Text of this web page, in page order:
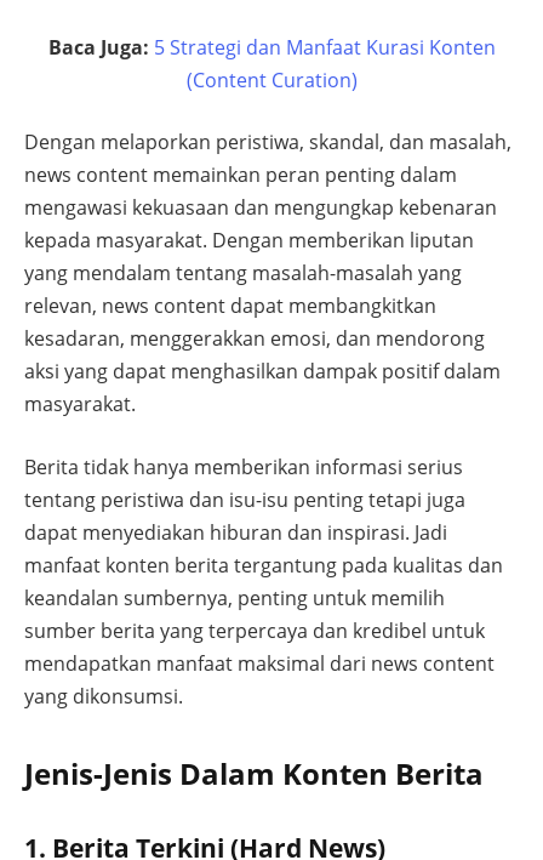
Baca Juga: 5 Strategi dan Manfaat Kurasi Konten
(Content Curation)
Dengan melaporkan peristiwa, skandal, dan masalah,
news content memainkan peran penting dalam
mengawasi kekuasaan dan mengungkap kebenaran
kepada masyarakat. Dengan memberikan liputan
yang mendalam tentang masalah-masalah yang
relevan, news content dapat membangkitkan
kesadaran, menggerakkan emosi, dan mendorong
aksi yang dapat menghasilkan dampak positif dalam
masyarakat.
Berita tidak hanya memberikan informasi serius
tentang peristiwa dan isu-isu penting tetapi juga
dapat menyediakan hiburan dan inspirasi. Jadi
manfaat konten berita tergantung pada kualitas dan
keandalan sumbernya, penting untuk memilih
sumber berita yang terpercaya dan kredibel untuk
mendapatkan manfaat maksimal dari news content
yang dikonsumsi.
Jenis-Jenis Dalam Konten Berita
1. Berita Terkini (Hard News)